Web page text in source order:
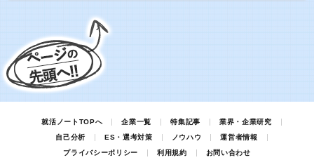
就活ノートTOPへ 企業一覧 特集記事
業界・企業研究
自己分析
ES・選考対策 ノウハウ
運営者情報
プライバシーポリシー
利用規約 お問い合わせ